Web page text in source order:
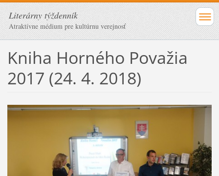
Literárny týždenník
Atraktívne médium pre kultúrnu verejnosť
Kniha Horného Považia
2017 (24. 4. 2018)